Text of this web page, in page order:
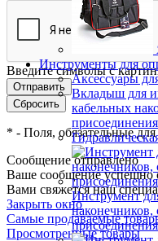
Инструменты для
Аксессуары
Вкладыш для
кабельных
Инструмент
наконечников,
Введите символы с
* - Поля, обязательные
Сообщение отправлено
Ваше сообщение успешно
Вами свяжется наш
Закрыть окно
Самые продаваемые
Просмотренные товары